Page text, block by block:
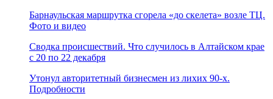
Барнаульская маршрутка сгорела «до скелета» возле ТЦ.
Фото и видео
Сводка происшествий. Что случилось в Алтайском крае
с 20 по 22 декабря
Утонул авторитетный бизнесмен из лихих 90-х.
Подробности